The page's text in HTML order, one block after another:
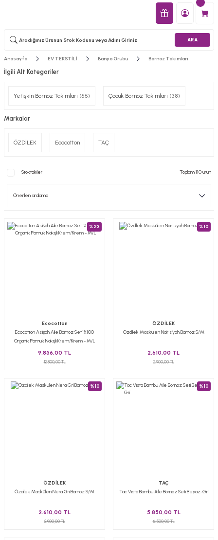
ARA
Anasayfa EV TEKSTİLİ Banyo Grubu Bornoz Takımları
İlgili Alt Kategoriler
Yetişkin Bornoz Takımları (55) Çocuk Bornoz Takımları (38)
Markalar
ÖZDİLEK Ecocotton TAÇ
Stoktakiler Toplam 110 ürün
%23
Ecocotton
Ecocotton Aslışah Aile Bornoz Seti %100
Organik Pamuk Nakışlı Krem/Krem - M/L
9.856,00 TL
12.800,00 TL
%10
ÖZDİLEK
Özdilek Maskülen Noir siyah Bornoz S/M
2.610,00 TL
2.900,00 TL
%10
ÖZDİLEK
Özdilek Maskülen Nera Gri Bornoz S/M
2.610,00 TL
2.900,00 TL
%10
TAÇ
Tac Vısta Bambu Aile Bornoz Seti Beyaz-Gri
5.850,00 TL
6.500,00 TL